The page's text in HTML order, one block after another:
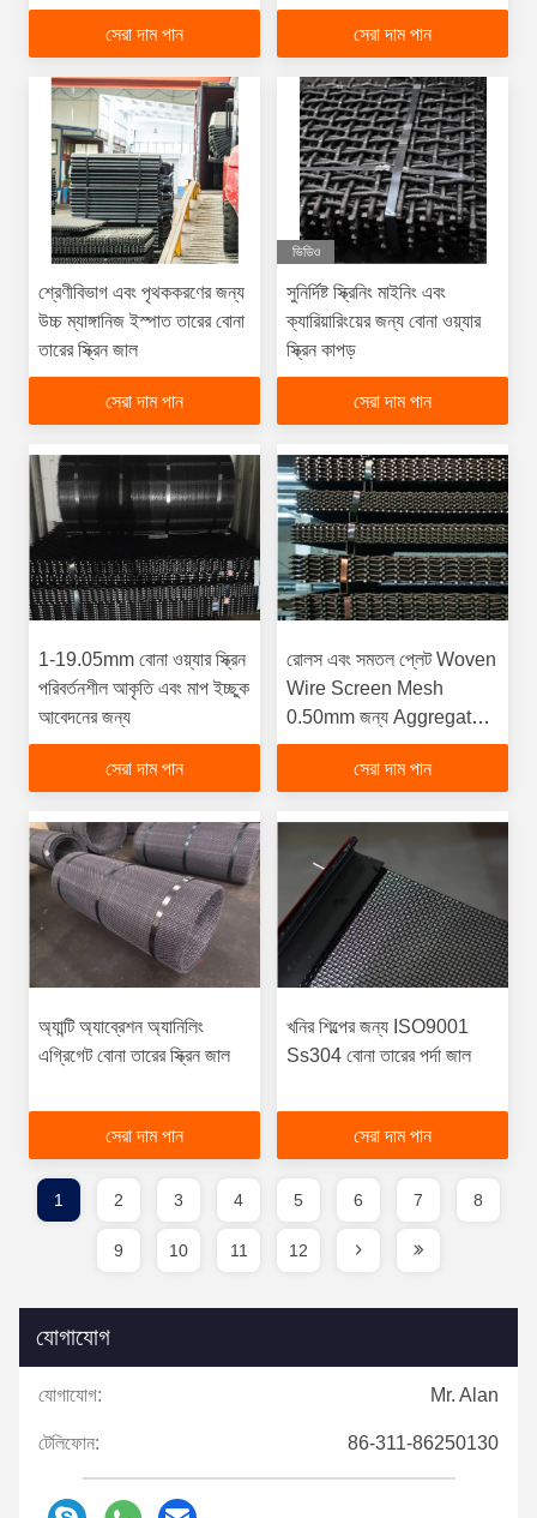
সেরা দাম পান সেরা দাম পান
শ্রেণীবিভাগ এবং পৃথককরণের জন্য
উচ্চ ম্যাঙ্গানিজ ইস্পাত তারের বোনা
তারের স্ক্রিন জাল
সেরা দাম পান
ভিডিও
সুনির্দিষ্ট স্ক্রিনিং মাইনিং এবং
ক্যারিয়ারিংয়ের জন্য বোনা ওয়্যার
স্ক্রিন কাপড়
সেরা দাম পান
1-19.05mm বোনা ওয়্যার স্ক্রিন
পরিবর্তনশীল আকৃতি এবং মাপ ইচ্ছুক
আবেদনের জন্য
সেরা দাম পান
রোলস এবং সমতল প্লেট Woven
Wire Screen Mesh
0.50mm জন্য Aggregate
এবং মাইনিং
সেরা দাম পান
অ্যান্টি অ্যাব্রেশন অ্যানিলিং
এগ্রিগেট বোনা তারের স্ক্রিন জাল
সেরা দাম পান
খনির শিল্পের জন্য ISO9001
Ss304 বোনা তারের পর্দা জাল
সেরা দাম পান
1 2 3 4 5 6 7 8
9 10 11 12
যোগাযোগ
যোগাযোগ: Mr. Alan
টেলিফোন: 86-311-86250130